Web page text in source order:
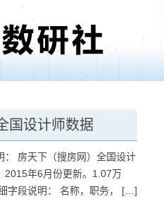
国设计师数据
： 房天下（搜房网）全国设计
2015年6月份更新。1.07万
字段说明： 名称，职务， […]